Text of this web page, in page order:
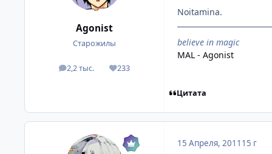
Agonist
Старожилы
2,2 тыс.
посты 233
Репутация
Noitamina.
believe in magic
MAL - Agonist
Цитата
15 Апреля, 2011 15 г